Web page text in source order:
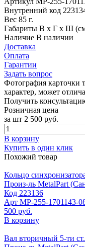
Внутренний код
Вес 85 г.
Габариты В х Г х Ш
Наличие В наличии
Доставка
Оплата
Гарантии
Задать вопрос
Фотография карточки
характер, может
Получить
Розничная цена
за шт 2 500 руб.
В корзину
Купить в один клик
Похожий товар
Кольцо
Произ-ль MetalPart
Код 223136
Арт МР-255-1701143-
500 руб.
В корзину
Вал вторичный 5-ти